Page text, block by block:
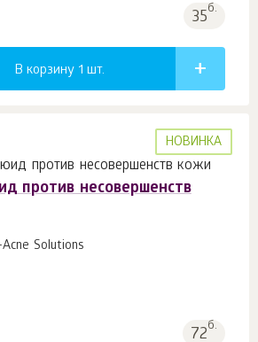
35б.
В корзину 1 шт.
НОВИНКА
против несовершенств
Solutions
72б.